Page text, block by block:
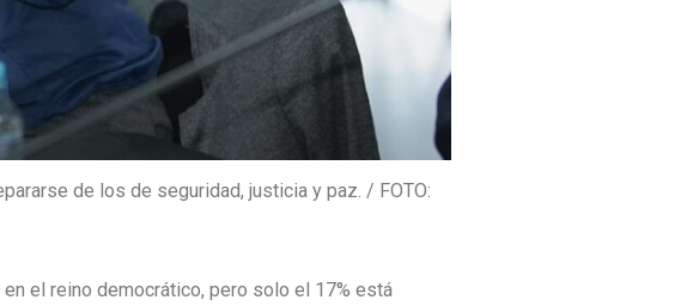
de los de seguridad, justicia y paz. / FOTO:
el reino democrático, pero solo el 17% está